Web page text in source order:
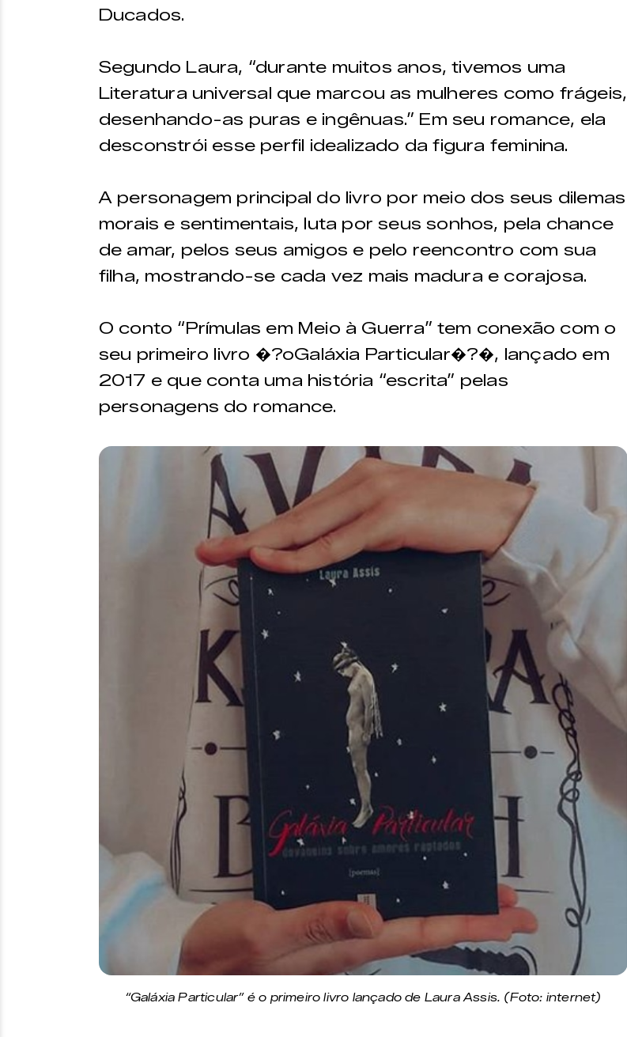
Ducados.
Segundo Laura, “durante muitos anos, tivemos uma
Literatura universal que marcou as mulheres como frágeis,
desenhando-as puras e ingênuas.” Em seu romance, ela
desconstrói esse perfil idealizado da figura feminina.
A personagem principal do livro por meio dos seus dilemas
morais e sentimentais, luta por seus sonhos, pela chance
de amar, pelos seus amigos e pelo reencontro com sua
filha, mostrando-se cada vez mais madura e corajosa.
O conto “Prímulas em Meio à Guerra” tem conexão com o
seu primeiro livro �?oGaláxia Particular�?�, lançado em
2017 e que conta uma história “escrita” pelas
personagens do romance.
“Galáxia Particular” é o primeiro livro lançado de Laura Assis. (Foto: internet)